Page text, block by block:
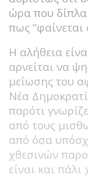
ώρα που
πως “φαίνεται
Η αλήθεια
αρνείται να
μείωσης του
Νέα
παρότι
από τους
από όσα
χθεσινών
είναι και πάλι